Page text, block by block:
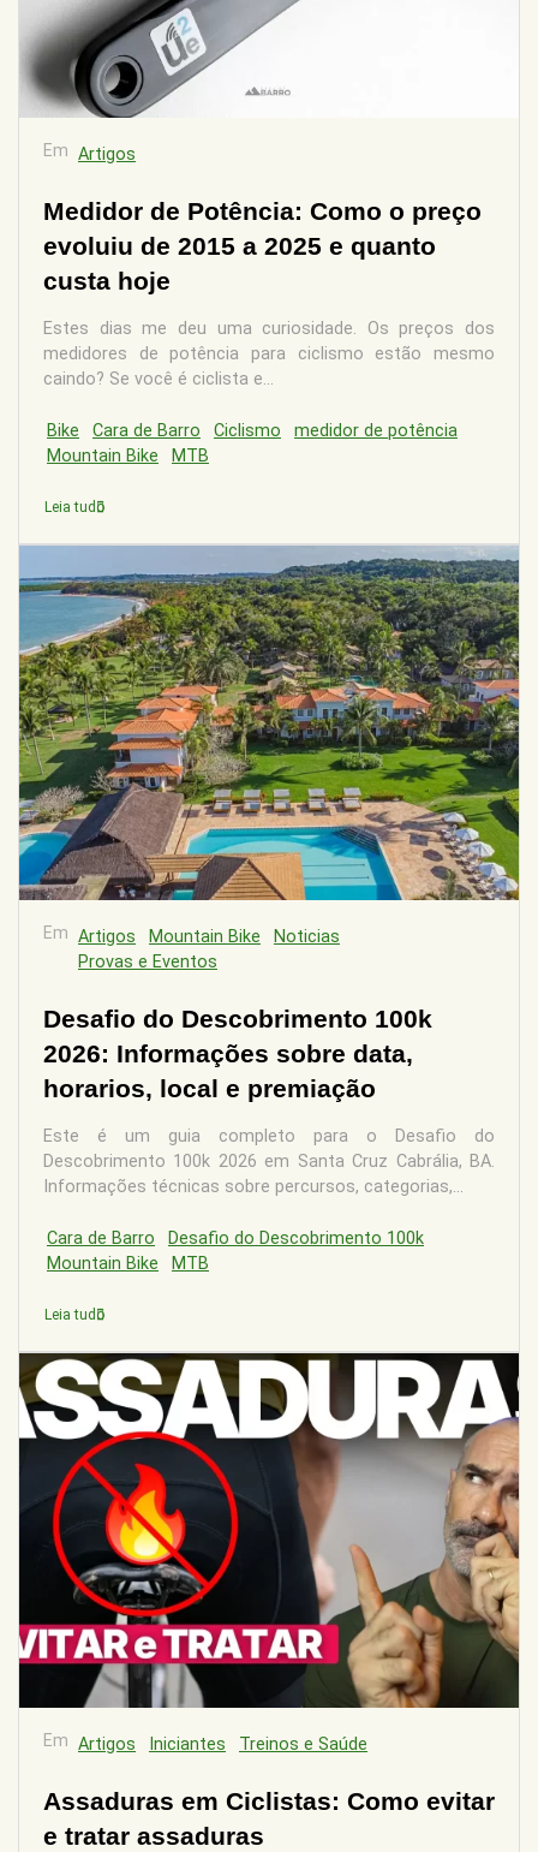
Em Artigos
Medidor de Potência: Como o preço
evoluiu de 2015 a 2025 e quanto
custa hoje
Estes dias me deu uma curiosidade. Os preços dos
medidores de potência para ciclismo estão mesmo
caindo? Se você é ciclista e...
Bike Cara de Barro Ciclismo
medidor de potência
Mountain Bike
MTB
Leia tudo
Em Artigos Mountain Bike
Noticias
Provas e Eventos
Desafio do Descobrimento 100k
2026: Informações sobre data,
horarios, local e premiação
Este é um guia completo para o Desafio do
Descobrimento 100k 2026 em Santa Cruz Cabrália, BA.
Informações técnicas sobre percursos, categorias,...
Cara de Barro
Desafio do Descobrimento 100k
Mountain Bike
MTB
Leia tudo
Em Artigos Iniciantes Treinos e Saúde
Assaduras em Ciclistas: Como evitar
e tratar assaduras